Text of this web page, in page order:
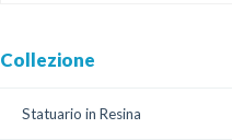
Collezione
Statuario in Resina